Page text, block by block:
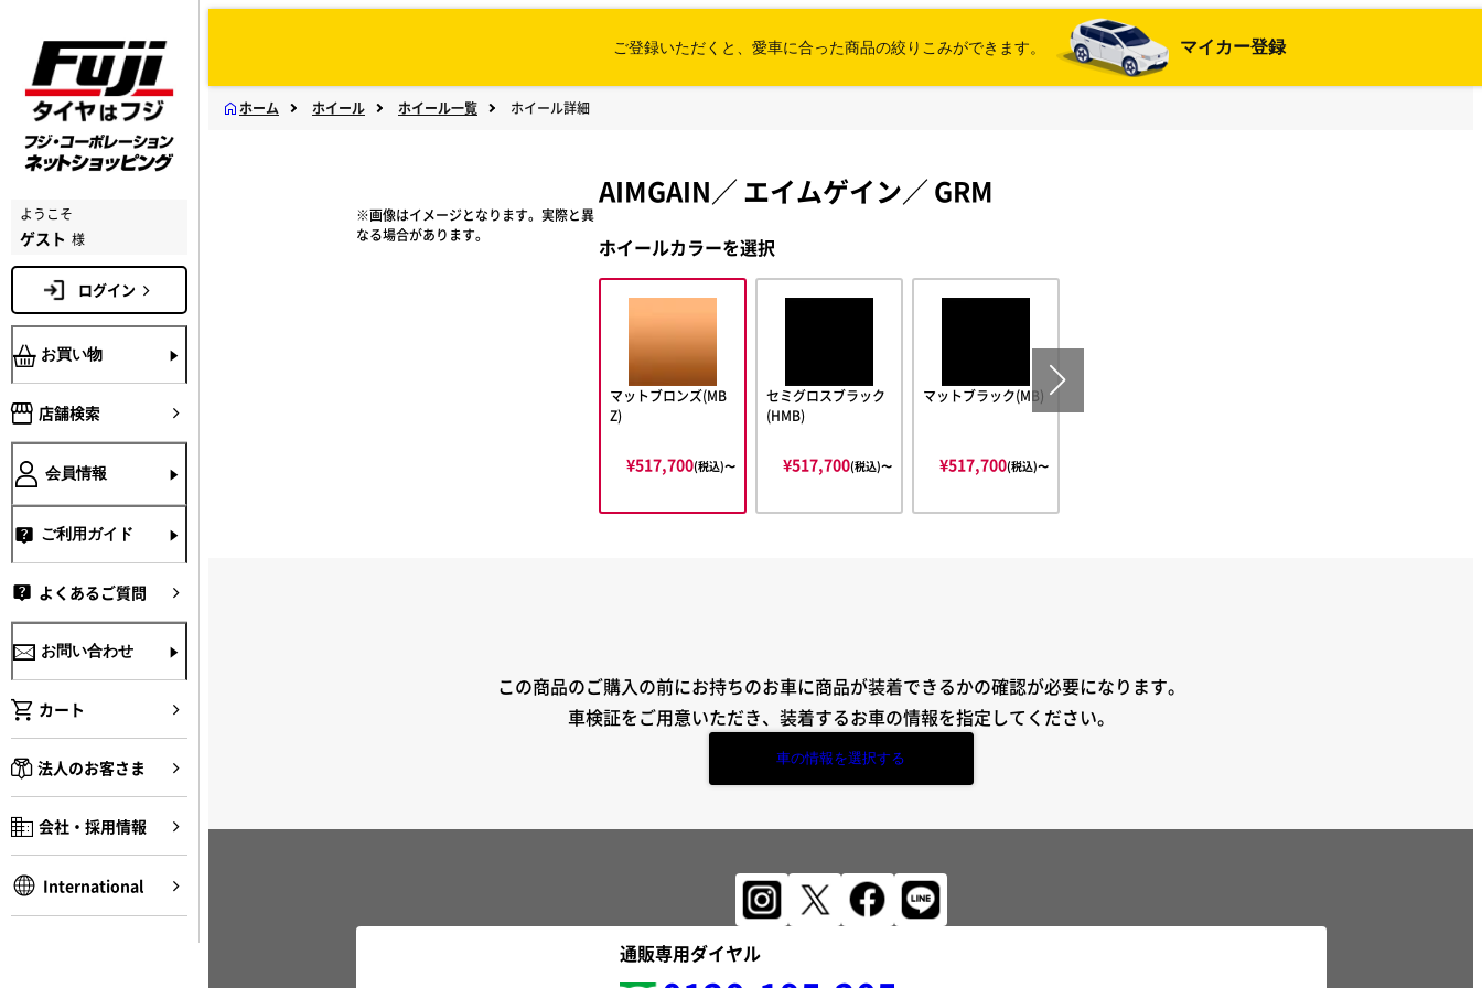
ようこそ
ゲスト 様
ログイン
お買い物
店舗検索
会員情報
ご利用ガイド
よくあるご質問
お問い合わせ
カート
法人のお客さま
会社・採用情報
International
ご登録いただくと、愛車に合った商品の絞りこみができます。 マイカー登録
ホーム ホイール ホイール一覧 ホイール詳細
※画像はイメージとなります。実際と異
なる場合があります。
AIMGAIN／エイムゲイン／GRM
ホイールカラーを選択
マットブロンズ(MB
Z)
¥517,700(税込)〜
セミグロスブラック
(HMB)
¥517,700(税込)〜
マットブラック(MB)
¥517,700(税込)〜
この商品のご購入の前にお持ちのお車に商品が装着できるかの確認が必要になります。
車検証をご用意いただき、装着するお車の情報を指定してください。
車の情報を選択する
通販専用ダイヤル